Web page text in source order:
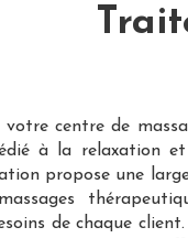
votrecentre de
à la relaxation
propose une
de chaque